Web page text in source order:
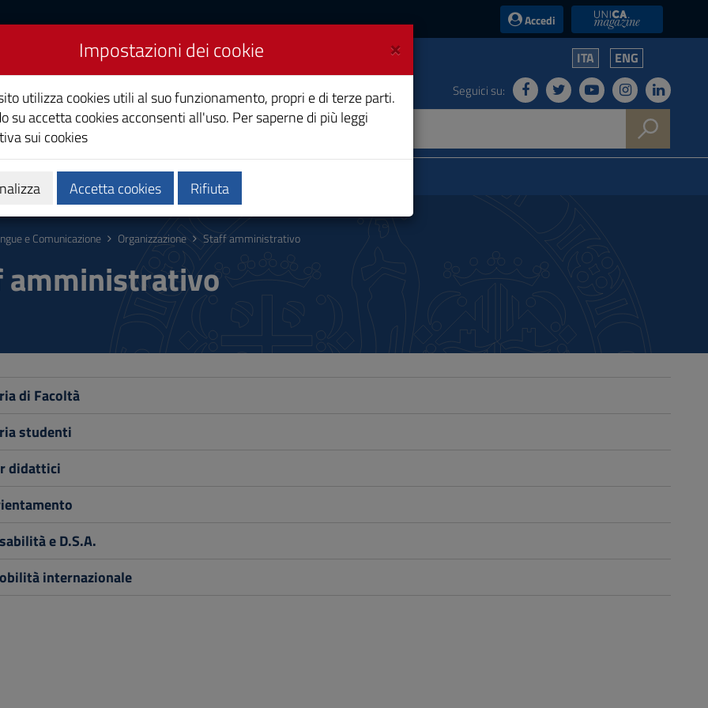
Accedi UniCA News
ITA ENG
Seguici su:
Calendari e orari Qualità e miglioramento
e Comunicazione Organizzazione Staff amministrativo
amministrativo
di Facoltà
studenti
didattici
e D.S.A.
internazionale
×
Impostazioni dei cookie
utilizza cookies utili al suo funzionamento, propri e di terze parti.
su accetta cookies acconsenti all'uso. Per saperne di più leggi
sui cookies
Accetta cookies Rifiuta